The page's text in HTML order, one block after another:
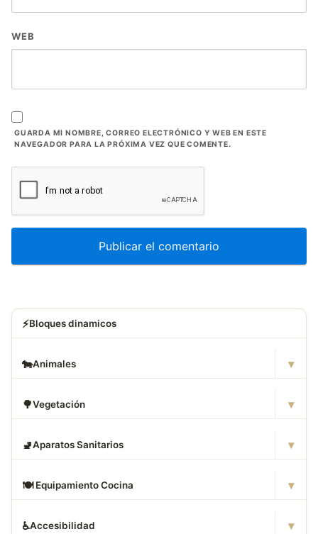
WEB
GUARDA MI NOMBRE, CORREO ELECTRÓNICO Y WEB EN ESTE
NAVEGADOR PARA LA PRÓXIMA VEZ QUE COMENTE.
⚡Bloques dinamicos
🐄Animales ▾
🌳Vegetación ▾
🚽Aparatos Sanitarios ▾
🍽️ Equipamiento Cocina ▾
♿Accesibilidad ▾